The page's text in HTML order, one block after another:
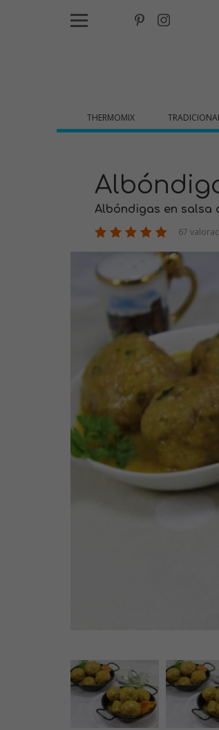
THERMOMIX
Albóndigas en salsa
67